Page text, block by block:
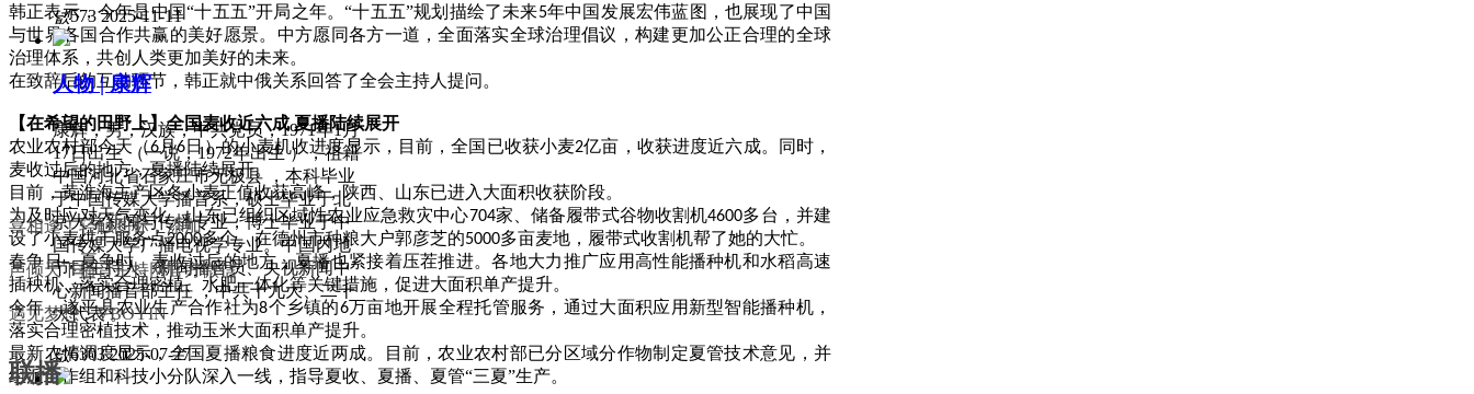
韩正表示，今年是中国“十五五”开局之年。“十五五”规划描绘了未来5年中国发展宏伟蓝图，也展现了中国
与世界各国合作共赢的美好愿景。中方愿同各方一道，全面落实全球治理倡议，构建更加公正合理的全球
治理体系，共创人类更加美好的未来。
在致辞后的互动环节，韩正就中俄关系回答了全会主持人提问。
【在希望的田野上】全国麦收近六成 夏播陆续展开
农业农村部今天（6月6日）的小麦机收进度显示，目前，全国已收获小麦2亿亩，收获进度近六成。同时，
麦收过后的地方，夏播陆续展开。
目前，黄淮海主产区冬小麦正值收获高峰，陕西、山东已进入大面积收获阶段。
为及时应对天气变化，山东已组织区域性农业应急救灾中心704家、储备履带式谷物收割机4600多台，并建
设了小麦烘干服务点2000多个。在德州市种粮大户郭彦芝的5000多亩麦地，履带式收割机帮了她的大忙。
春争日，夏争时。麦收过后的地方，夏播也紧接着压茬推进。各地大力推广应用高性能播种机和水稻高速
插秧机，落实合理密植、水肥一体化等关键措施，促进大面积单产提升。
今年，遂平县农业生产合作社为8个乡镇的6万亩地开展全程托管服务，通过大面积应用新型智能播种机，
落实合理密植技术，推动玉米大面积单产提升。
最新农情调度显示，全国夏播粮食进度近两成。目前，农业农村部已分区域分作物制定夏管技术意见，并
组派工作组和科技小分队深入一线，指导夏收、夏播、夏管“三夏”生产。
넶573 2025-11-11
人物 | 康辉
康辉，男，汉族，中共党员，1971年1月
17日出生 （一说，1972年出生 ），祖籍
中国河北省石家庄市无极县 ，本科毕业
于中国传媒大学播音系，硕士毕业于北
京大学新闻与传播专业，博士毕业于中
国传媒大学广播电视学专业。中国内地
节目主持人、新闻播音员、央视新闻中
心新闻播音部主任 ，中共十九大、二十
大代表 。
넶6303 2025-07-27
喜相逢！轻触图标，添加
声倾天下播音主持网官方微信
遇见梦想：VBOYIN
联播